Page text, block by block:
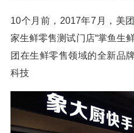
10个月前，2017年7月，美
家生鲜零售测试门店“掌鱼生
团在生鲜零售领域的全新品
科技